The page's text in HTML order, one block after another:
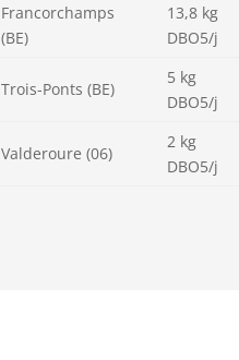
Francorchamps
(BE)
13,8 kg
DBO5/j
Trois-Ponts (BE)
5 kg
DBO5/j
Valderoure (06)
2 kg
DBO5/j